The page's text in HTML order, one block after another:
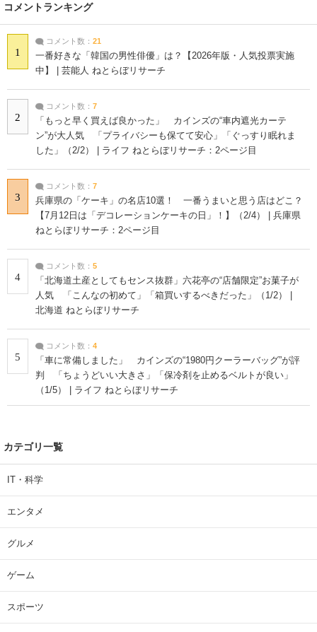
コメントランキング
1
コメント数： 21
一番好きな「韓国の男性俳優」は？【2026年版・人気投票実施
中】 | 芸能人 ねとらぼリサーチ
2
コメント数： 7
「もっと早く買えば良かった」 カインズの“車内遮光カーテ
ン”が大人気 「プライバシーも保てて安心」「ぐっすり眠れま
した」（2/2） | ライフ ねとらぼリサーチ：2ページ目
3
コメント数： 7
兵庫県の「ケーキ」の名店10選！ 一番うまいと思う店はどこ？
【7月12日は「デコレーションケーキの日」！】（2/4） | 兵庫県
ねとらぼリサーチ：2ページ目
4
コメント数： 5
「北海道土産としてもセンス抜群」六花亭の“店舗限定”お菓子が
人気 「こんなの初めて」「箱買いするべきだった」（1/2） |
北海道 ねとらぼリサーチ
5
コメント数： 4
「車に常備しました」 カインズの“1980円クーラーバッグ”が評
判 「ちょうどいい大きさ」「保冷剤を止めるベルトが良い」
（1/5） | ライフ ねとらぼリサーチ
カテゴリ一覧
IT・科学
エンタメ
グルメ
ゲーム
スポーツ